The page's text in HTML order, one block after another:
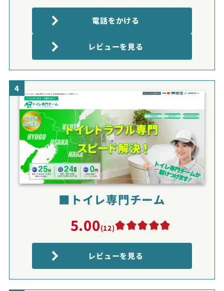
電話をかける
レビューを見る
4
■トイレ専門チーム
5.00(12)
レビューを見る